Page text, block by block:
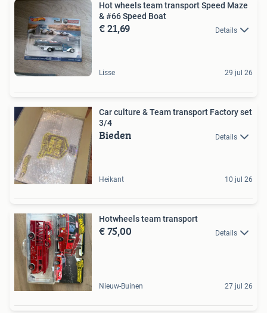
Hot wheels team transport Speed Maze
& #66 Speed Boat
€ 21,69 Details
Lisse 29 jul 26
Car culture & Team transport Factory set
3/4
Bieden Details
Heikant 10 jul 26
Hotwheels team transport
€ 75,00 Details
Nieuw-Buinen 27 jul 26